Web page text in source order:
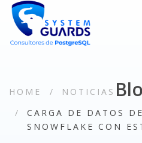
HOME
NOTICIAS
CARGA DE DATOS
SNOWFLAKE CON